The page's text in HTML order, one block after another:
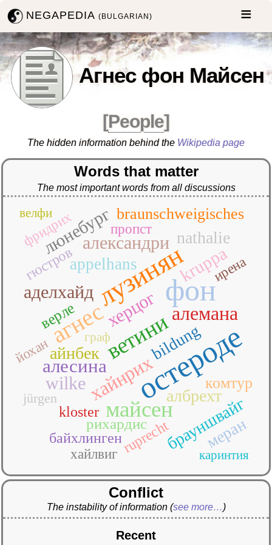
NEGAPEDIA(BULGARIAN)
Агнес фон Майсен
[People]
The hidden information behind the Wikipedia page
Words that matter
The most important words from all discussions
остероде
фон
лузинян
агнесветини
майсен
алемана
хайнрих
алесина
wilke
аделхайд
александри
херцог
kruppa
люнебург nathalie
айнбек
албрехт
брауншвайг
appelhans
bildung
меран
braunschweigisches
комтур
верле
рихардис
kloster
ruprecht
байхлинген
гюстров ирена
йохан
пропст
фридрих
хайлвиг
jürgen
велфи
граф
каринтия
Conflict
The instability of information (see more…)
Recent